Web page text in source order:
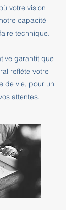
votre vision
capacité
technique.
garantit que
reflète votre
de vie, pour un
attentes.